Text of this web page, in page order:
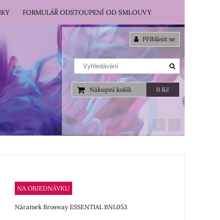
Přihlásit se
Nákupní košík 0 Kč
FORMULÁŘ ODSTOUPENÍ OD SMLOUVY
NA OBJEDNÁVKU
Náramek Brosway ESSENTIAL BNL053